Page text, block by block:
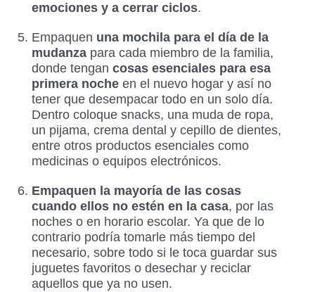
emociones y a cerrar ciclos.
Empaquen una mochila para el día de la
mudanzapara cada miembro de la familia,
donde tengan cosas esenciales para esa
primera nocheen el nuevo hogar y así no
tener que desempacar todo en un solo día.
Dentro coloque snacks, una muda de ropa,
un pijama, crema dental y cepillo de dientes,
entre otros productos esenciales como
medicinas o equipos electrónicos.
Empaquen la mayoría de las cosas
cuando ellos no estén en la casa, por las
noches o en horario escolar. Ya que de lo
contrario podría tomarle más tiempo del
necesario, sobre todo si le toca guardar sus
juguetes favoritos o desechar y reciclar
aquellos que ya no usen.